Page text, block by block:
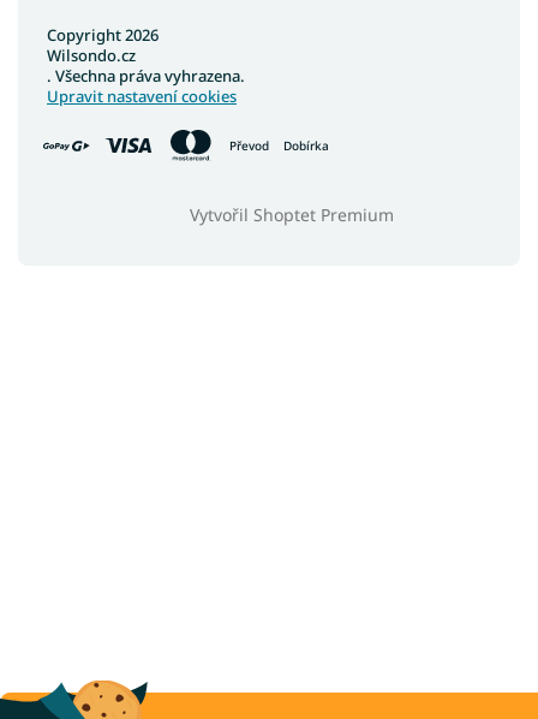
Převod Dobírka
Vytvořil Shoptet Premium
Copyright 2026
Wilsondo.cz
. Všechna práva vyhrazena.
Upravit nastavení cookies